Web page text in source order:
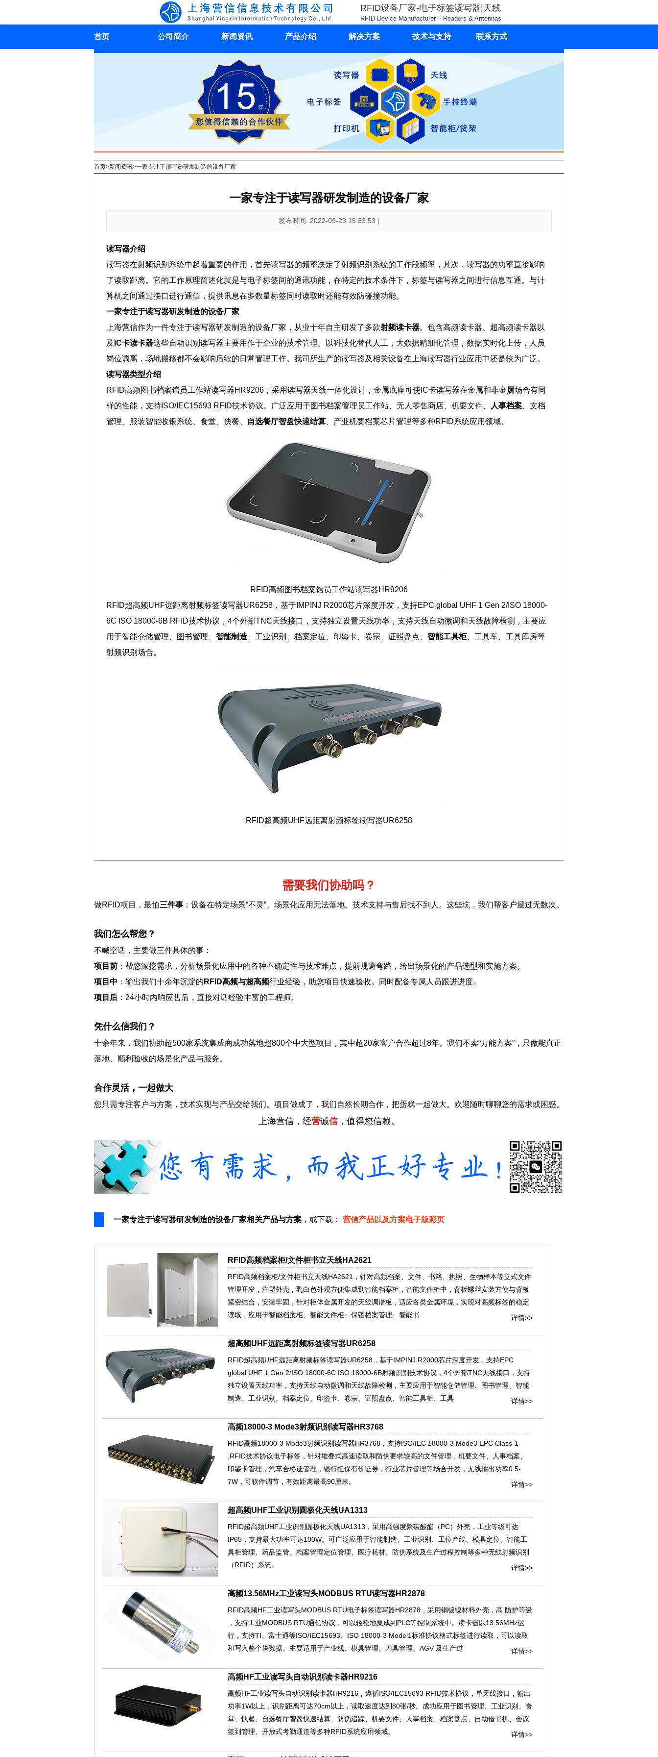
RFID设备厂家-电子标签读写器|天线
RFID Device Manufacturer – Readers & Antennas
首页 公司简介 新闻资讯 产品介绍 解决方案 技术与支持 联系方式
首页>新闻资讯>一家专注于读写器研发制造的设备厂家
一家专注于读写器研发制造的设备厂家
发布时间: 2022-09-23 15:33:53 |
读写器介绍
读写器在射频识别系统中起着重要的作用，首先读写器的频率决定了射频识别系统的工作段频率，其次，读写器的功率直接影响
了读取距离。它的工作原理简述化就是与电子标签间的通讯功能，在特定的技术条件下，标签与读写器之间进行信息互通。与计
算机之间通过接口进行通信，提供讯息在多数量标签同时读取时还能有效防碰撞功能。
一家专注于读写器研发制造的设备厂家
上海营信作为一件专注于读写器研发制造的设备厂家，从业十年自主研发了多款射频读卡器。包含高频读卡器、超高频读卡器以
及 IC卡读卡器这些自动识别读写器主要用作于企业的技术管理。以科技化替代人工，大数据精细化管理，数据实时化上传，人员
岗位调离，场地搬移都不会影响后续的日常管理工作。我司所生产的读写器及相关设备在上海读写器行业应用中还是较为广泛。
读写器类型介绍
RFID高频图书档案馆员工作站读写器HR9206，采用读写器天线一体化设计，金属底座可使IC卡读写器在金属和非金属场合有同
样的性能，支持ISO/IEC15693 RFID技术协议。广泛应用于图书档案管理员工作站、无人零售商店、机要文件、
人事档案 、文档
管理、服装智能收银系统、食堂、快餐、
自选餐厅智盘快速结算 、产业机要档案芯片管理等多种RFID系统应用领域。
RFID高频图书档案馆员工作站读写器HR9206
RFID超高频UHF远距离射频标签读写器UR6258，基于IMPINJ R2000芯片深度开发，支持EPC global UHF 1 Gen 2/ISO 18000-
6C ISO 18000-6B RFID技术协议，4个外部TNC天线接口，支持独立设置天线功率，支持天线自动微调和天线故障检测，主要应
用于智能仓储管理、图书管理、 智能制造 、工业识别、档案定位、印鉴卡、卷宗、证照盘点、 智能工具柜、工具车、工具库房等
射频识别场合。
RFID超高频UHF远距离射频标签读写器UR6258
需要我们协助吗？
做RFID项目，最怕三件事 ：设备在特定场景“不灵”、场景化应用无法落地、技术支持与售后找不到人。这些坑，我们帮客户避过无数次。
我们怎么帮您？
不喊空话，主要做三件具体的事：
项目前 ：帮您深挖需求，分析场景化应用中的各种不确定性与技术难点，提前规避弯路，给出场景化的产品选型和实施方案。
项目中 ：输出我们十余年沉淀的 RFID高频与超高频行业经验，助您项目快速验收。同时配备专属人员跟进进度。
项目后 ：24小时内响应售后，直接对话经验丰富的工程师。
凭什么信我们？
十余年来，我们协助超500家系统集成商成功落地超800个中大型项目，其中超20家客户合作超过8年。我们不卖“万能方案”，只做能真正
落地、顺利验收的场景化产品与服务。
合作灵活，一起做大
您只需专注客户与方案，技术实现与产品交给我们。项目做成了，我们自然长期合作，把蛋糕一起做大。欢迎随时聊聊您的需求或困惑。
上海营信，经营诚信，值得您信赖。
一家专注于读写器研发制造的设备厂家相关产品与方案 ，或下载： 营信产品以及方案电子版彩页
RFID高频档案柜/文件柜书立天线HA2621
RFID高频档案柜/文件柜书立天线HA2621，针对高频档案、文件、书籍、执照、生物样本等立式文件
管理开发，注塑外壳，乳白色外观方便集成到智能档案柜，智能文件柜中，背板螺丝安装方便与背板
紧密结合，安装牢固，针对柜体金属开发的天线调谐板，适应各类金属环境，实现对高频标签的稳定
读取，应用于智能档案柜、智能文件柜、保密档案管理、智能书
详情>>
超高频UHF远距离射频标签读写器UR6258
RFID超高频UHF远距离射频标签读写器UR6258，基于IMPINJ R2000芯片深度开发，支持EPC
global UHF 1 Gen 2/ISO 18000-6C ISO 18000-6B射频识别技术协议，4个外部TNC天线接口，支持
独立设置天线功率，支持天线自动微调和天线故障检测，主要应用于智能仓储管理、图书管理、智能
制造、工业识别、档案定位、印鉴卡、卷宗、证照盘点、智能工具柜、工具
详情>>
高频18000-3 Mode3射频识别读写器HR3768
RFID高频18000-3 Mode3射频识别读写器HR3768，支持ISO/IEC 18000-3 Mode3 EPC Class-1
,RFID技术协议电子标签，针对堆叠式高速读取和防伪要求较高的文件管理，机要文件、人事档案、
印鉴卡管理，汽车合格证管理，银行担保有价证券，行业芯片管理等场合开发，无线输出功率0.5-
7W，可软件调节，有效距离最高90厘米。
详情>>
超高频UHF工业识别圆极化天线UA1313
RFID超高频UHF工业识别圆极化天线UA1313，采用高强度聚碳酸酯（PC）外壳，工业等级可达
IP65，支持最大功率可达100W。可广泛应用于智能制造、工业识别、工位产线、模具定位、智能工
具柜管理、药品监管、档案管理定位管理、医疗耗材、防伪系统及生产过程控制等多种无线射频识别
（RFID）系统。
详情>>
高频13.56MHz工业读写头MODBUS RTU读写器HR2878
RFID高频HF工业读写头MODBUS RTU电子标签读写器HR2878，采用铜镀镍材料外壳，高 防护等级
，支持工业MODBUS RTU通信协议，可以轻松地集成到PLC等控制系统中。读卡器以13.56MHz运
行，支持TI、富士通等ISO/IEC15693、ISO 18000-3 Model1标准协议格式标签进行读取，可以读取
和写入整个块数据。主要适用于产业线、模具管理、刀具管理、AGV 及生产过
详情>>
高频HF工业读写头自动识别读卡器HR9216
高频HF工业读写头自动识别读卡器HR9216，遵循ISO/IEC15693 RFID技术协议，单天线接口，输出
功率1W以上，识别距离可达70cm以上，读取速度达到80张/秒。成功应用于图书管理、工业识别、食
堂、快餐、自选餐厅智盘快速结算、防伪追踪、机要文件、人事档案、档案盘点、自助借书机、会议
签到管理、开放式考勤通道等多种RFID系统应用领域。
详情>>